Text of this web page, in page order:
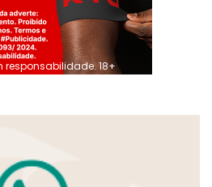
responsabilidade. 18+